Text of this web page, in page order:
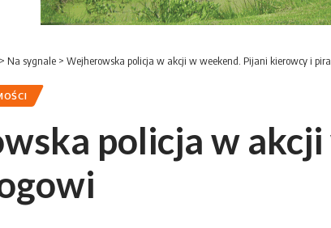
> Na sygnale > Wejherowska policja w akcji w weekend. Pijani kierowcy i
policja w